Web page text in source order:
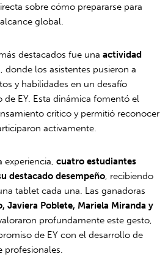
sobre cómo prepararse para
global.
destacados fue unaactividad
, donde los asistentes pusieron a
y habilidades en un desafío
EY. Esta dinámica fomentó el
crítico y permitió reconocer
activamente.
experiencia,cuatro estudiantes
destacado desempeño , recibiendo
tablet cada una. Las ganadoras
Javiera Poblete, Mariela Miranda y
profundamente este gesto,
de EY con el desarrollo de
profesionales.